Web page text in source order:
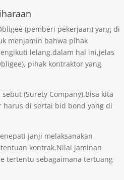
(pemberi pekerjaan) yang di
menjamin bahwa pihak
lelang.dalam hal ini,jelas
pihak kontraktor yang
(Surety Company).Bisa kita
di sertai bid bond yang di
janji melaksanakan
kontrak.Nilai jaminan
tertentu sebagaimana tertuang